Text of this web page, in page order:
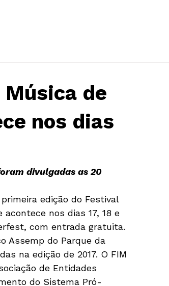
de
nos dias
divulgadas as 20
edição do Festival
nos dias 17, 18 e
com entrada gratuita.
Assemp do Parque da
na edição de 2017. O FIM
de Entidades
do Sistema Pró-